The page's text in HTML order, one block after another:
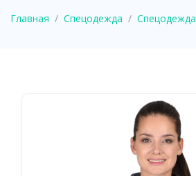
Главная Спецодежда